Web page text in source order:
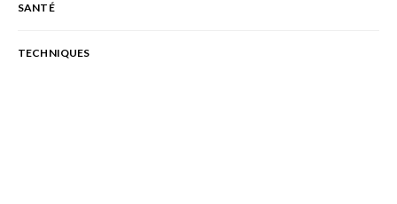
SANTÉ
TECHNIQUES